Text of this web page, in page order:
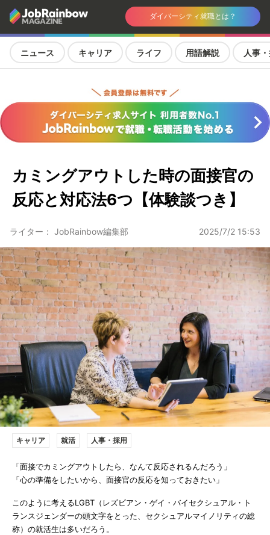
ダイバーシティ就職とは？
ニュース キャリア ライフ 用語解説 人事
カミングアウトした時の面接官の
反応と対応法6つ【体験談つき】
ライター： JobRainbow編集部 2025/7/2 15:53
キャリア 就活 人事・採用
「面接でカミングアウトしたら、なんて反応されるんだろう」
「心の準備をしたいから、面接官の反応を知っておきたい」
このように考えるLGBT（レズビアン・ゲイ・バイセクシュアル・ト
ランスジェンダーの頭文字をとった、セクシュアルマイノリティの総
称）の就活生は多いだろう。